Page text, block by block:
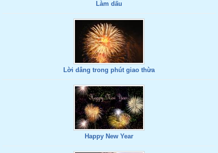
Làm dấu
Lời dâng trong phút giao thừa
Happy New Year